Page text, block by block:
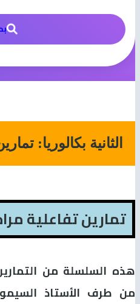
هذه السلسلة من
من طرف الأستاذ